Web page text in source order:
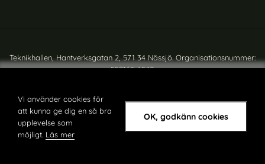
Vi använder cookies för
att kunna ge dig en så bra
upplevelse som
möjligt. Läs mer
OK, godkänn cookies
Teknikhallen, Hantverksgatan 2, 571 34 Nässjö. Organisationsnummer:
559165-6540